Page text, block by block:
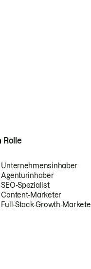
Rolle
Unternehmensinhaber
Agenturinhaber
SEO-Spezialist
Content-Marketer
Full-Stack-Growth-